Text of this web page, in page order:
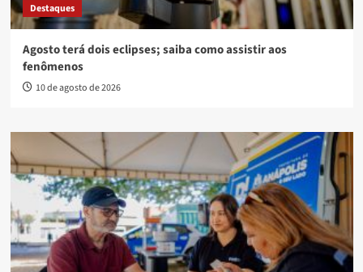
Destaques
Agosto terá dois eclipses; saiba como assistir aos
fenômenos
10 de agosto de 2026